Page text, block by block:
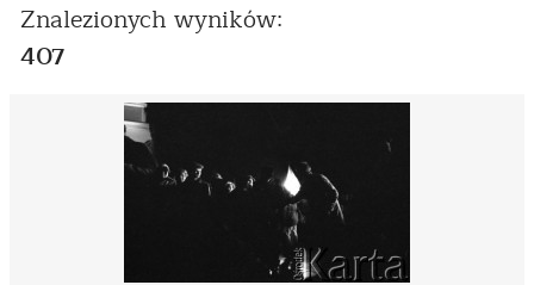
Znalezionych wyników:
407